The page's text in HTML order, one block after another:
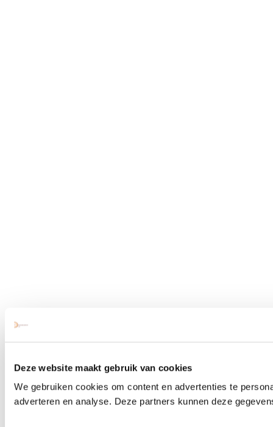
Deze website maakt gebruik van cookies
We gebruiken cookies om content en advertenties te
adverteren en analyse. Deze partners kunnen deze